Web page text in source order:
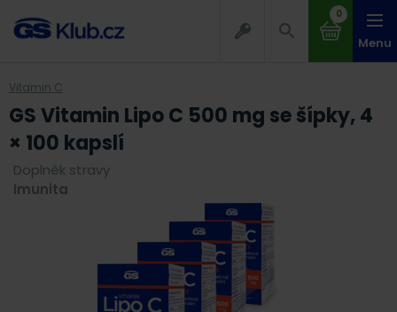
0
Menu
Vitamin C
GS Vitamin Lipo C 500 mg se šípky, 4
× 100 kapslí
Doplněk stravy
Imunita